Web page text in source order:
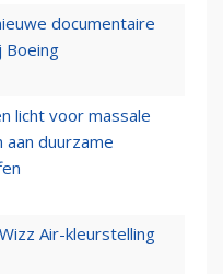
documentaire
Boeing
licht voor massale
duurzame
Air-kleurstelling